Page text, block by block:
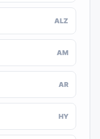
ALZ
AM
AR
HY